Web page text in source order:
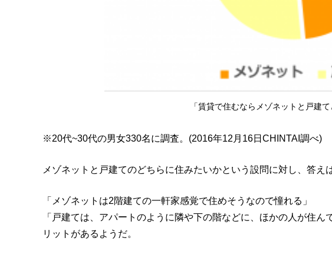
「賃貸で住むならメゾネットと戸建て
※20代~30代の男女330名に調査。(2016年12月16日CHINTAI調べ)
メゾネットと戸建てのどちらに住みたいかという設問に対し、答え
「メゾネットは2階建ての一軒家感覚で住めそうなので憧れる」
「戸建ては、アパートのように隣や下の階などに、ほかの人が住
リットがあるようだ。